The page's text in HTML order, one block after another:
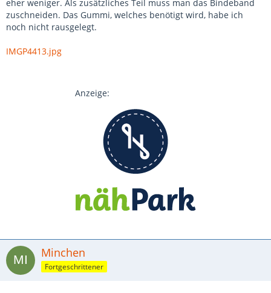
eher weniger. Als zusätzliches Teil muss man das Bindeband
zuschneiden. Das Gummi, welches benötigt wird, habe ich
noch nicht rausgelegt.
IMGP4413.jpg
Anzeige:
Minchen
Fortgeschrittener